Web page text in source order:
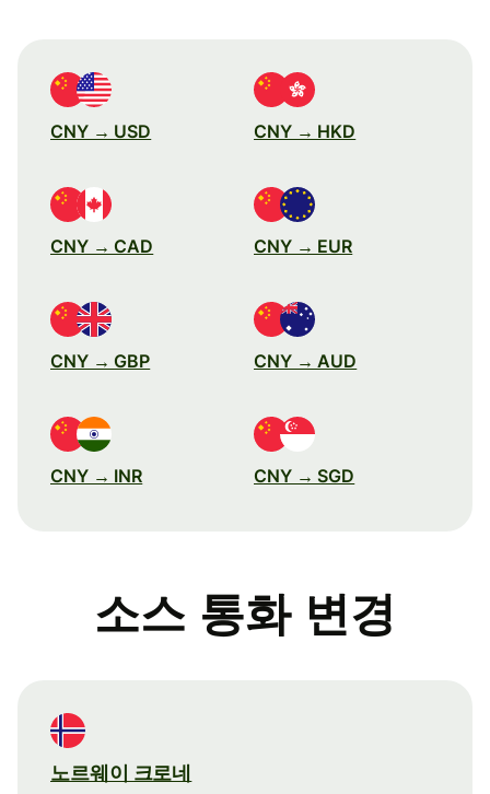
CNY → USD CNY → HKD
CNY → CAD CNY → EUR
CNY → GBP CNY → AUD
CNY → INR CNY → SGD
소스 통화 변경
노르웨이 크로네